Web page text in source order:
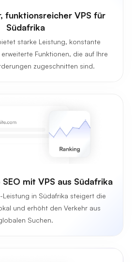
funktionsreicher VPS für
Südafrika
starke Leistung, konstante
Funktionen, die auf Ihre
zugeschnitten sind.
mit VPS aus Südafrika
Leistung in Südafrika steigert die
und erhöht den Verkehr aus
Suchen.